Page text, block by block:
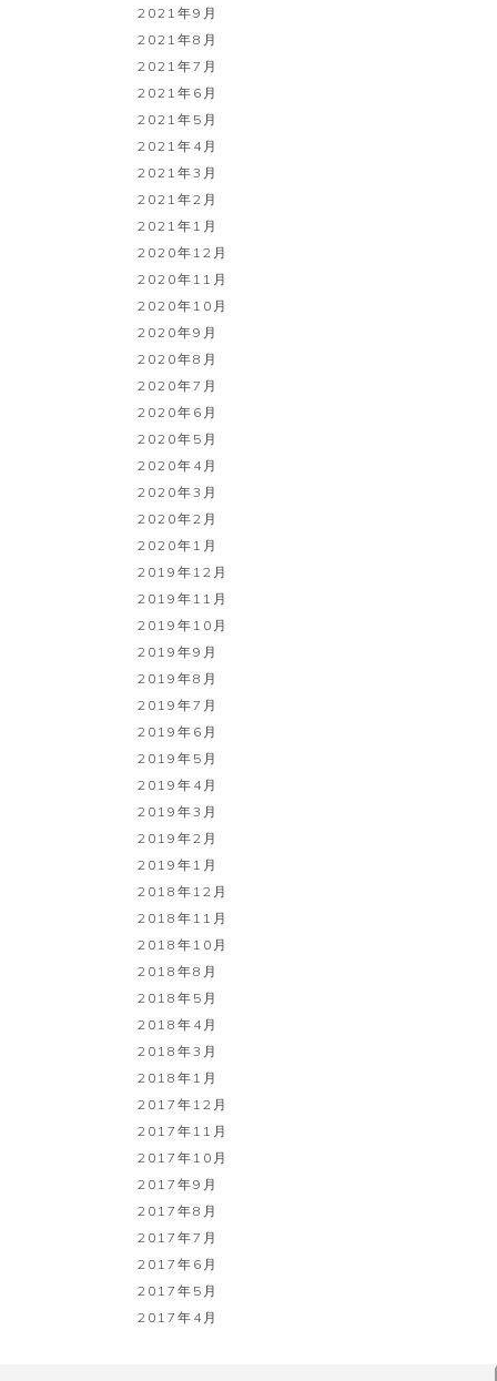
2021年9月
2021年8月
2021年7月
2021年6月
2021年5月
2021年4月
2021年3月
2021年2月
2021年1月
2020年12月
2020年11月
2020年10月
2020年9月
2020年8月
2020年7月
2020年6月
2020年5月
2020年4月
2020年3月
2020年2月
2020年1月
2019年12月
2019年11月
2019年10月
2019年9月
2019年8月
2019年7月
2019年6月
2019年5月
2019年4月
2019年3月
2019年2月
2019年1月
2018年12月
2018年11月
2018年10月
2018年8月
2018年5月
2018年4月
2018年3月
2018年1月
2017年12月
2017年11月
2017年10月
2017年9月
2017年8月
2017年7月
2017年6月
2017年5月
2017年4月